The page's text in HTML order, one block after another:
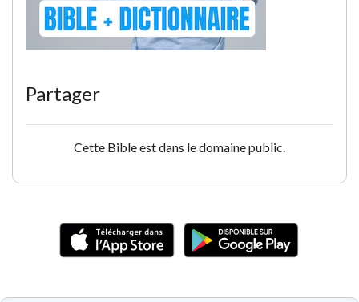
Partager
Cette Bible est dans le domaine public.